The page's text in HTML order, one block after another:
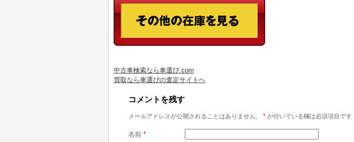
中古車検索なら車選び.com
買取なら車選びの査定サイトヘ
コメントを残す
メールアドレスが公開されることはありません。 * が付いている欄は必須項目です
名前 *